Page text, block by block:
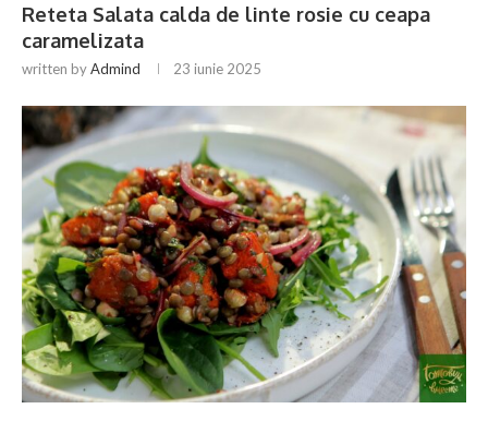
Reteta Salata calda de linte rosie cu ceapa
caramelizata
written byAdmind 23 iunie 2025